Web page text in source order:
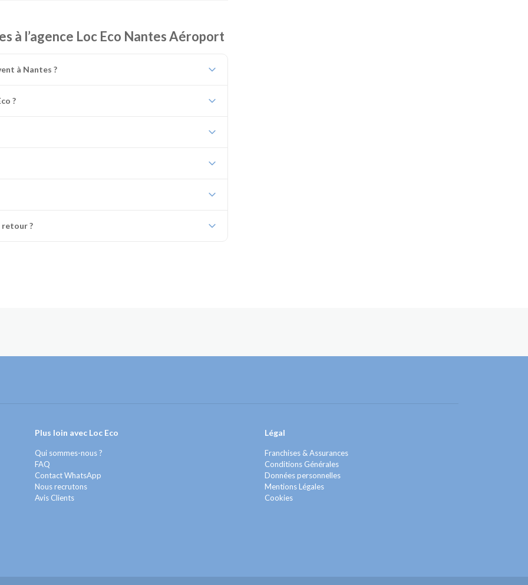
à l’agence Loc Eco Nantes Aéroport
à Nantes ?
?
retour ?
Plus loin avec Loc Eco
Qui sommes-nous ?
FAQ
Contact WhatsApp
Nous recrutons
Avis Clients
Légal
Franchises & Assurances
Conditions Générales
Données personnelles
Mentions Légales
Cookies